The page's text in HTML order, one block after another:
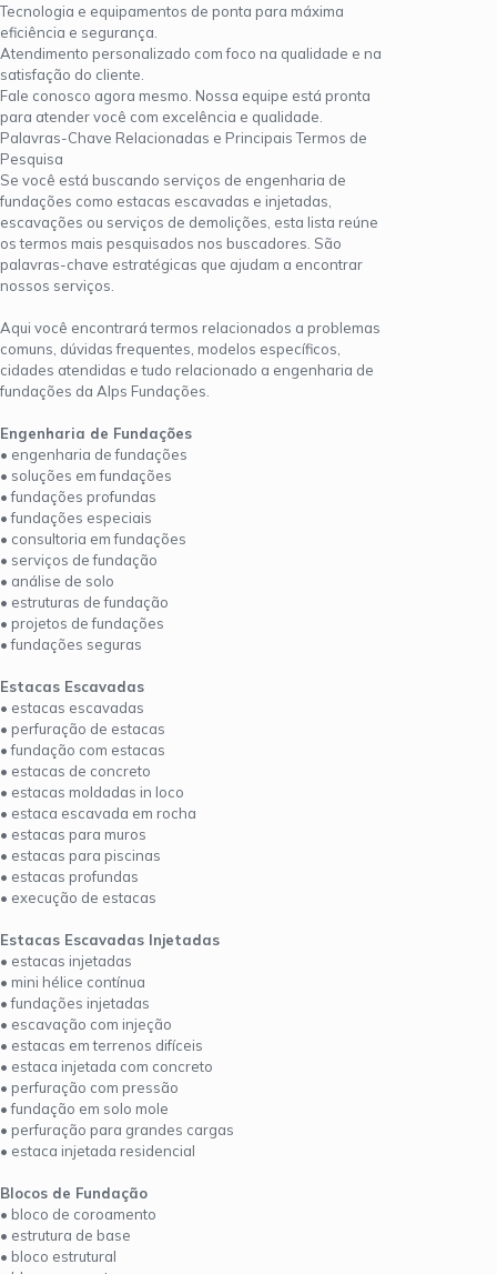
Tecnologia e equipamentos de ponta para máxima
eficiência e segurança.
Atendimento personalizado com foco na qualidade e na
satisfação do cliente.
Fale conosco agora mesmo. Nossa equipe está pronta
para atender você com excelência e qualidade.
Palavras-Chave Relacionadas e Principais Termos de
Pesquisa
Se você está buscando serviços de engenharia de
fundações como estacas escavadas e injetadas,
escavações ou serviços de demolições, esta lista reúne
os termos mais pesquisados nos buscadores. São
palavras-chave estratégicas que ajudam a encontrar
nossos serviços.
Aqui você encontrará termos relacionados a problemas
comuns, dúvidas frequentes, modelos específicos,
cidades atendidas e tudo relacionado a engenharia de
fundações da Alps Fundações.
Engenharia de Fundações
• engenharia de fundações
• soluções em fundações
• fundações profundas
• fundações especiais
• consultoria em fundações
• serviços de fundação
• análise de solo
• estruturas de fundação
• projetos de fundações
• fundações seguras
Estacas Escavadas
• estacas escavadas
• perfuração de estacas
• fundação com estacas
• estacas de concreto
• estacas moldadas in loco
• estaca escavada em rocha
• estacas para muros
• estacas para piscinas
• estacas profundas
• execução de estacas
Estacas Escavadas Injetadas
• estacas injetadas
• mini hélice contínua
• fundações injetadas
• escavação com injeção
• estacas em terrenos difíceis
• estaca injetada com concreto
• perfuração com pressão
• fundação em solo mole
• perfuração para grandes cargas
• estaca injetada residencial
Blocos de Fundação
• bloco de coroamento
• estrutura de base
• bloco estrutural